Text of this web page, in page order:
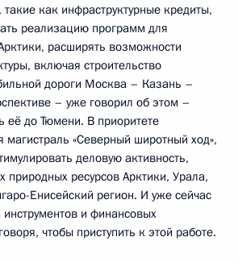
как инфраструктурные кредиты,
реализацию программ для
расширять возможности
включая строительство
дороги Москва – Казань –
– уже говорил об этом –
её до Тюмени. В приоритете
«Северный широтный ход»,
деловую активность,
природных ресурсов Арктики, Урала,
Енисейский регион. И уже сейчас
и финансовых
чтобы приступить к этой работе.